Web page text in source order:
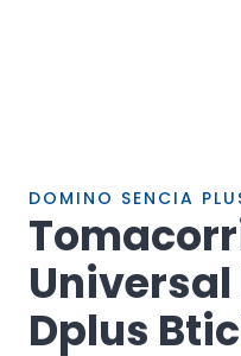
DOMINO SENCIA
Dplus